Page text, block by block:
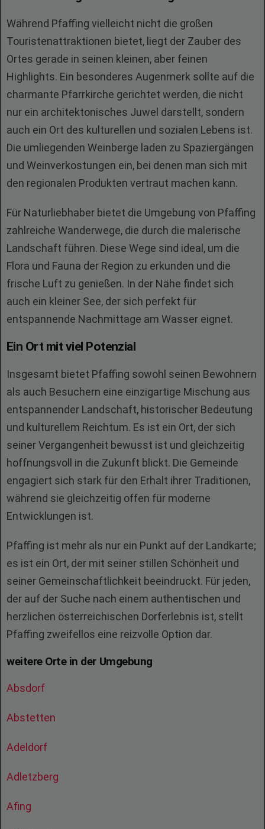
Während Pfaffing vielleicht nicht die großen
Touristenattraktionen bietet, liegt der Zauber des
Ortes gerade in seinen kleinen, aber feinen
Highlights. Ein besonderes Augenmerk sollte auf die
charmante Pfarrkirche gerichtet werden, die nicht
nur ein architektonisches Juwel darstellt, sondern
auch ein Ort des kulturellen und sozialen Lebens ist.
Die umliegenden Weinberge laden zu Spaziergängen
und Weinverkostungen ein, bei denen man sich mit
den regionalen Produkten vertraut machen kann.
Für Naturliebhaber bietet die Umgebung von Pfaffing
zahlreiche Wanderwege, die durch die malerische
Landschaft führen. Diese Wege sind ideal, um die
Flora und Fauna der Region zu erkunden und die
frische Luft zu genießen. In der Nähe findet sich
auch ein kleiner See, der sich perfekt für
entspannende Nachmittage am Wasser eignet.
Ein Ort mit viel Potenzial
Insgesamt bietet Pfaffing sowohl seinen Bewohnern
als auch Besuchern eine einzigartige Mischung aus
entspannender Landschaft, historischer Bedeutung
und kulturellem Reichtum. Es ist ein Ort, der sich
seiner Vergangenheit bewusst ist und gleichzeitig
hoffnungsvoll in die Zukunft blickt. Die Gemeinde
engagiert sich stark für den Erhalt ihrer Traditionen,
während sie gleichzeitig offen für moderne
Entwicklungen ist.
Pfaffing ist mehr als nur ein Punkt auf der Landkarte;
es ist ein Ort, der mit seiner stillen Schönheit und
seiner Gemeinschaftlichkeit beeindruckt. Für jeden,
der auf der Suche nach einem authentischen und
herzlichen österreichischen Dorferlebnis ist, stellt
Pfaffing zweifellos eine reizvolle Option dar.
weitere Orte in der Umgebung
Absdorf
Abstetten
Adeldorf
Adletzberg
Afing